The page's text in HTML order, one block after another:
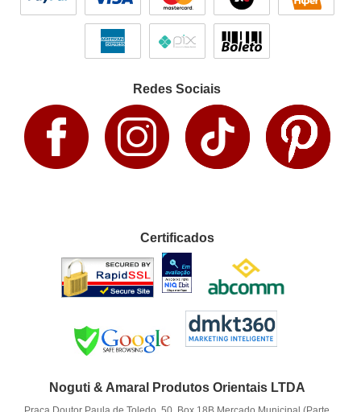
Redes Sociais
Certificados
Noguti & Amaral Produtos Orientais LTDA